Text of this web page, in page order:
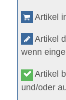
Artikel
Artikel
wenn
Artikel
und/oder